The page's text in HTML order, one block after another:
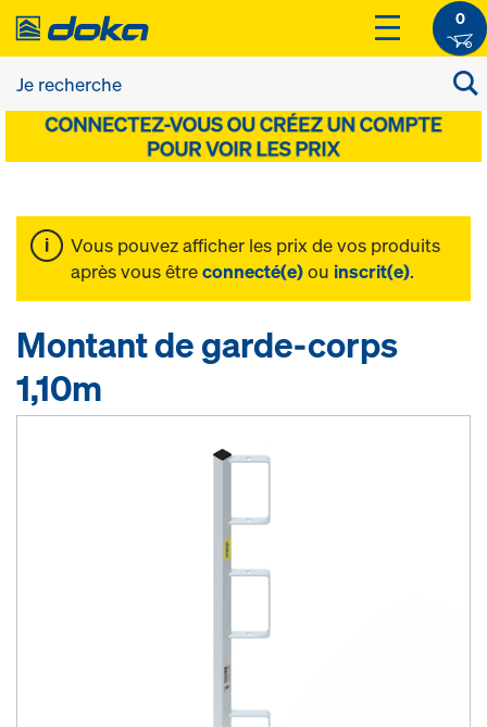
0
Vous pouvez afficher les prix de vos produits
après vous êtreconnecté(e)ou inscrit(e).
Montant de garde-corps
1,10m